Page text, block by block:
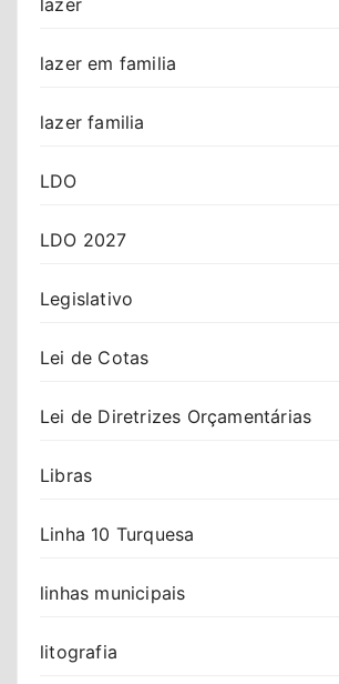
lazer em familia
lazer familia
LDO
LDO 2027
Legislativo
Lei de Cotas
Lei de Diretrizes Orçamentárias
Libras
Linha 10 Turquesa
linhas municipais
litografia